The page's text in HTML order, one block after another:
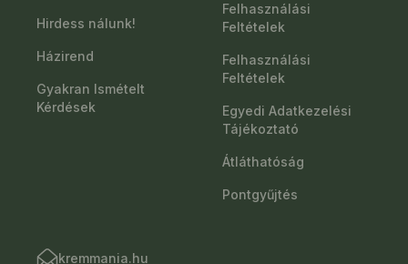
Hirdess nálunk!
Házirend
Gyakran Ismételt
Kérdések
Felhasználási
Feltételek
Felhasználási
Feltételek
Egyedi Adatkezelési
Tájékoztató
Átláthatóság
Pontgyűjtés
kremmania.hu